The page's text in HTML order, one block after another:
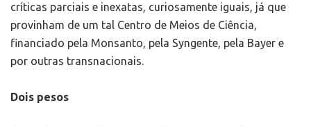
críticas parciais e inexatas, curiosamente iguais, já que
provinham de um tal Centro de Meios de Ciência,
financiado pela Monsanto, pela Syngente, pela Bayer e
por outras transnacionais.
Dois pesos